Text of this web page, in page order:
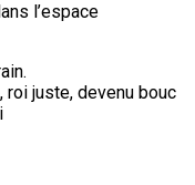
l’espace
roi juste, devenu bouc